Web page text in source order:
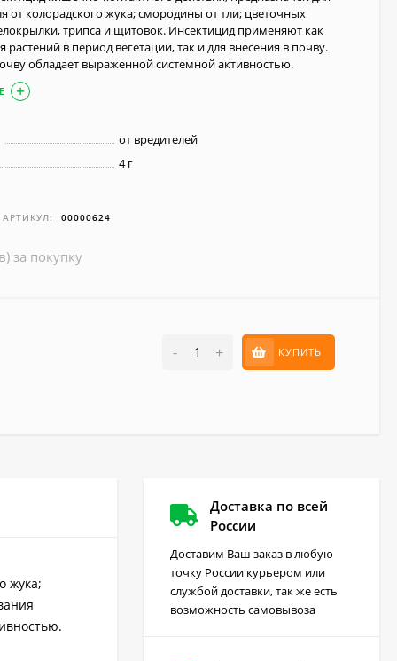
от колорадского жука; смородины от тли; цветочных
трипса и щитовок. Инсектицид применяют как
растений в период вегетации, так и для внесения в почву.
обладает выраженной системной активностью.
от вредителей
4 г
АРТИКУЛ: 00000624
за покупку
- + КУПИТЬ
жука;
Доставка по всей
России
Доставим Ваш заказ в любую
точку России курьером или
службой доставки, так же есть
возможность самовывоза